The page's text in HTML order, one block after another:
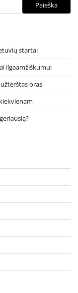
Paieška
startai
ilgaamžiškumui
oras